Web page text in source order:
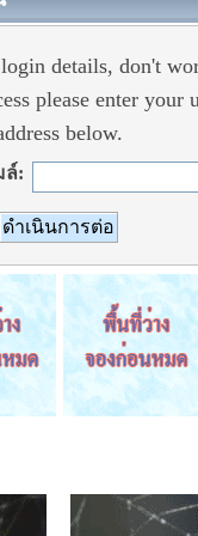
details, don't
please enter your
below.
ล์: